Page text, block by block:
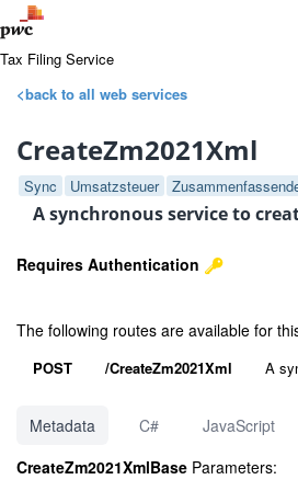
Tax Filing Service
<back to all web services
CreateZm2021Xml
Sync Umsatzsteuer
A synchronous service to
Requires Authentication
The following routes are available for
POST /CreateZm2021Xml A
Metadata C# JavaScript
CreateZm2021XmlBase Parameters: